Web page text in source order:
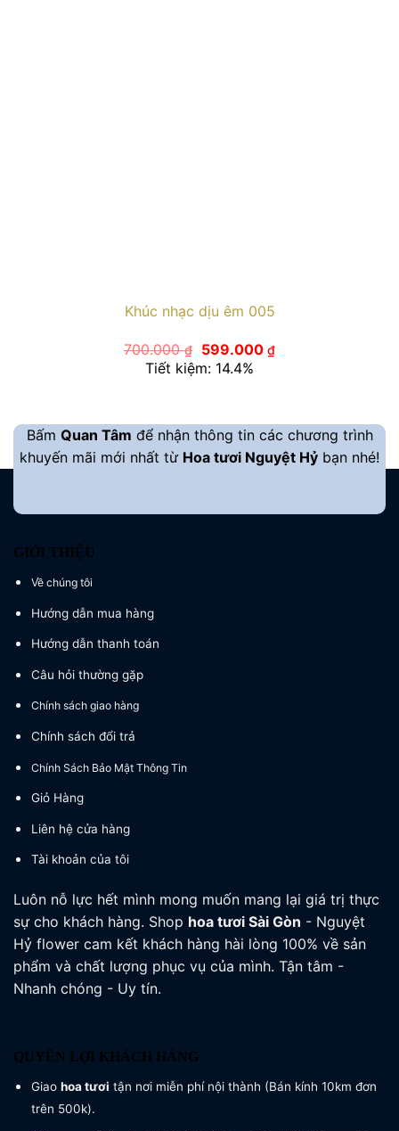
Khúc nhạc dịu êm 005
700.000₫
Giá
gốc
là:
599.000 ₫Giá
hiện
Tiết kiệm: 14.4%
Bấm Quan Tâm để nhận thông tin các chương trình
khuyến mãi mới nhất từ Hoa tươi Nguyệt Hỷ bạn nhé!
GIỚI THIỆU
Về chúng tôi
Hướng dẫn mua hàng
Hướng dẫn thanh toán
Câu hỏi thường gặp
Chính sách giao hàng
Chính sách đổi trả
Chính Sách Bảo Mật Thông Tin
Giỏ Hàng
Liên hệ cửa hàng
Tài khoản của tôi
Luôn nỗ lực hết mình mong muốn mang lại giá trị thực
sự cho khách hàng. Shop hoa tươi Sài Gòn - Nguyệt
Hỷ flower cam kết khách hàng hài lòng 100% về sản
phẩm và chất lượng phục vụ của mình. Tận tâm -
Nhanh chóng - Uy tín.
QUYỀN LỢI KHÁCH HÀNG
Giao hoa tươi tận nơi miễn phí nội thành (Bán kính 10km đơn
trên 500k).